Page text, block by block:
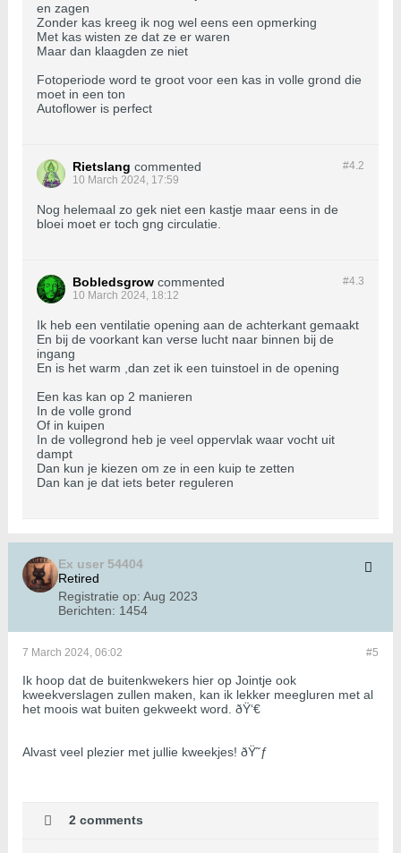
en zagen
Zonder kas kreeg ik nog wel eens een opmerking
Met kas wisten ze dat ze er waren
Maar dan klaagden ze niet
Fotoperiode word te groot voor een kas in volle grond die
moet in een ton
Autoflower is perfect
#4.2
Rietslang commented
10 March 2024, 17:59
Nog helemaal zo gek niet een kastje maar eens in de
bloei moet er toch gng circulatie.
#4.3
Bobledsgrow commented
10 March 2024, 18:12
Ik heb een ventilatie opening aan de achterkant gemaakt
En bij de voorkant kan verse lucht naar binnen bij de
ingang
En is het warm ,dan zet ik een tuinstoel in de opening
Een kas kan op 2 manieren
In de volle grond
Of in kuipen
In de vollegrond heb je veel oppervlak waar vocht uit
dampt
Dan kun je kiezen om ze in een kuip te zetten
Dan kan je dat iets beter reguleren
Ex user 54404
Retired
Registratie op: Aug 2023
Berichten: 1454
#5
7 March 2024, 06:02
Ik hoop dat de buitenkwekers hier op Jointje ook
kweekverslagen zullen maken, kan ik lekker meegluren met al
het moois wat buiten gekweekt word. ðŸ‘€
Alvast veel plezier met jullie kweekjes! ðŸ˜ƒ
2 comments